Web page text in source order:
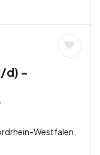
d) –
Westfalen,